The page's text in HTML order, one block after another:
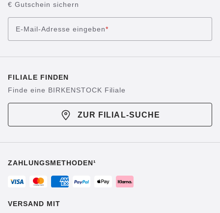
€ Gutschein sichern
E-Mail-Adresse eingeben*
FILIALE FINDEN
Finde eine BIRKENSTOCK Filiale
ZUR FILIAL-SUCHE
ZAHLUNGSMETHODEN¹
VERSAND MIT